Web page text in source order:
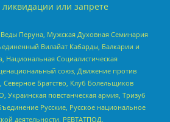
или запрете
Перуна, Мужская Духовная Семинария
Вилайат Кабарды, Балкарии и
Национальная Социалистическая
союз, Движение против
Братство, Клуб Болельщиков
повстанческая армия, Тризуб
Русские, Русское национальное
деятельности, РЕВТАТПОД,